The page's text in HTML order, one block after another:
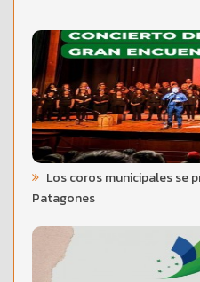
Los coros municipales se
Patagones